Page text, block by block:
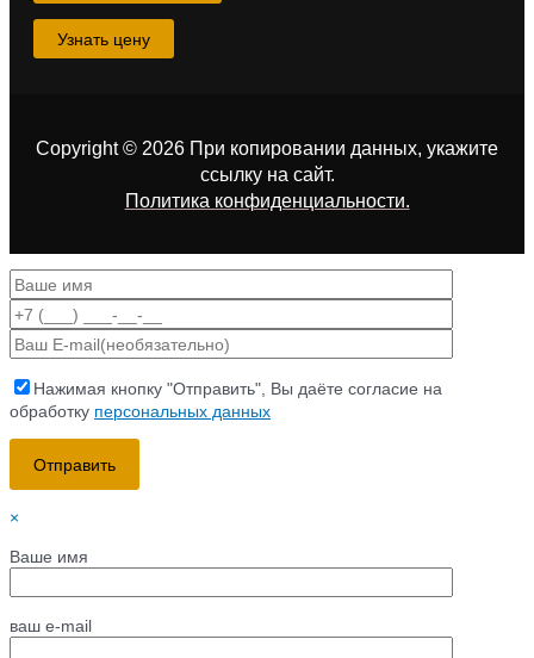
Узнать цену
Copyright © 2026 При копировании данных, укажите
ссылку на сайт.
Политика конфиденциальности.
Нажимая кнопку "Отправить", Вы даёте согласие на
обработку персональных данных
×
Ваше имя
ваш e-mail